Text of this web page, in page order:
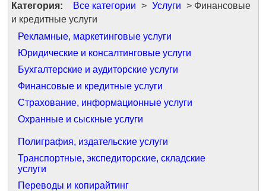
Категория: Все категории > Услуги > Финансовые
и кредитные услуги
Рекламные, маркетинговые услуги
Юридические и консалтинговые услуги
Бухгалтерские и аудиторские услуги
Финансовые и кредитные услуги
Страхование, информационные услуги
Охранные и сыскные услуги
Полиграфия, издательские услуги
Транспортные, экспедиторские, складские
услуги
Переводы и копирайтинг